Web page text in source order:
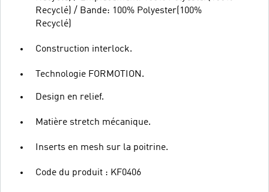
Recyclé) / Bande: 100% Polyester(100%
Recyclé)
Construction interlock.
Technologie FORMOTION.
Design en relief.
Matière stretch mécanique.
Inserts en mesh sur la poitrine.
Code du produit : KF0406